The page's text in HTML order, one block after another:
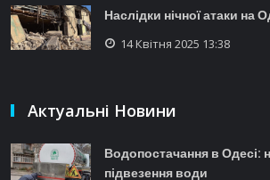
Наслідки нічної атаки на
14 Квітня 2025 13:38
Актуальні Новини
Водопостачання в Одесі:
підвезення води